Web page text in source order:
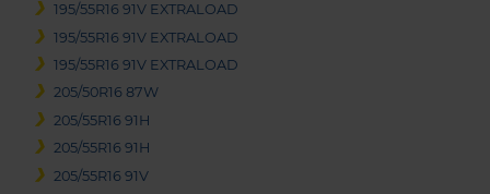
195/55R16 91V EXTRALOAD
195/55R16 91V EXTRALOAD
195/55R16 91V EXTRALOAD
205/50R16 87W
205/55R16 91H
205/55R16 91H
205/55R16 91V